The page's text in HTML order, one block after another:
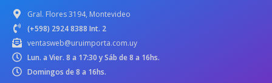
Gral. Flores 3194, Montevideo
(+598) 2924 8388 Int. 2
ventasweb@uruimporta.com.uy
Lun. a Vier. 8 a 17:30 y Sáb de 8 a 16hs.
Domingos de 8 a 16hs.